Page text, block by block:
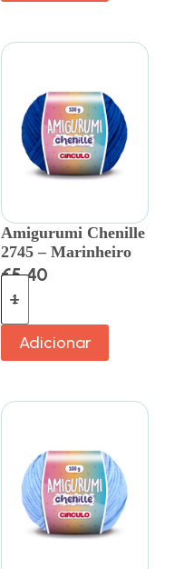
Amigurumi Chenille
2745 – Marinheiro
€5.40
Adicionar